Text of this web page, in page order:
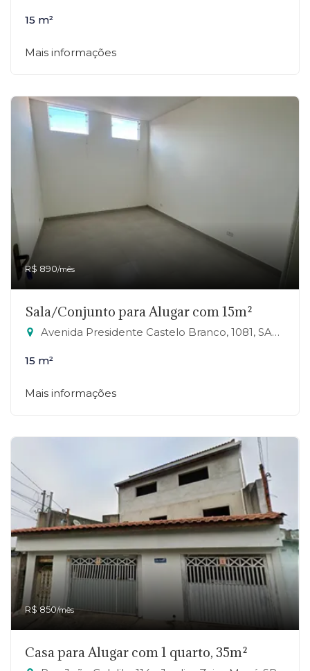
15 m²
Mais informações
R$ 890/mês
Sala/Conjunto para Alugar com 15m²
Avenida Presidente Castelo Branco, 1081, SALA 22 - Jardim Zaira, Mauá-SP
15 m²
Mais informações
R$ 850/mês
Casa para Alugar com 1 quarto, 35m²